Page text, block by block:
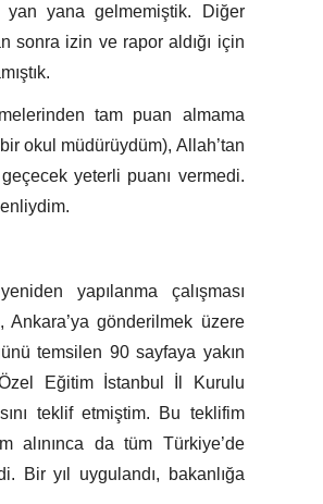
yana gelmemiştik. Diğer
sonra izin ve rapor aldığı için
tam puan almama
okul müdürüydüm), Allah’tan
yeterli puanı vermedi.
yapılanma çalışması
Ankara’ya gönderilmek üzere
temsilen 90 sayfaya yakın
Eğitim İstanbul İl Kurulu
teklif etmiştim. Bu teklifim
alınınca da tüm Türkiye’de
Bir yıl uygulandı, bakanlığa